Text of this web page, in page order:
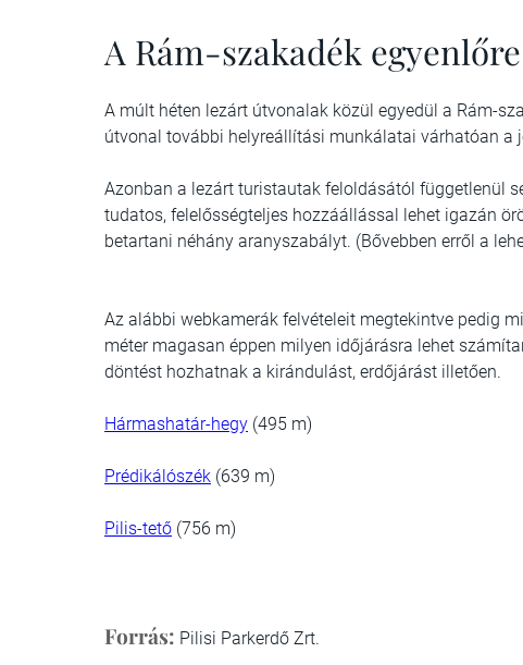
A Rám-szakadék
A múlt héten lezárt útvonalak közül egyedül a Rám-
útvonal további helyreállítási munkálatai várhatóan a
Azonban a lezárt turistautak feloldásától függetlenül
tudatos, felelősségteljes hozzáállással lehet igazán
betartani néhány aranyszabályt. (Bővebben erről a
Az alábbi webkamerák felvételeit megtekintve pedig
méter magasan éppen milyen időjárásra lehet
döntést hozhatnak a kirándulást, erdőjárást illetően.
Hármashatár-hegy (495 m)
Prédikálószék (639 m)
Pilis-tető (756 m)
Forrás: Pilisi Parkerdő Zrt.